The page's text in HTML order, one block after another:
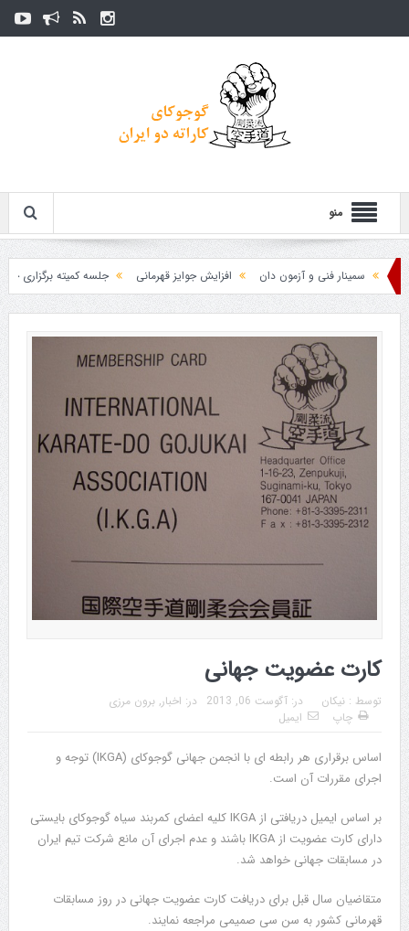
منو
سمینار فنی و آزمون دان افزایش جوایز قهرمانی جلسه کمیته برگزاری جام پارس
کارت عضویت جهانی
توسط : نیکان در: آگوست 06, 2013 در: اخبار, برون مرزی
چاپ
ایمیل
اساس برقراری هر رابطه ای با انجمن جهانی گوجوکای (IKGA) توجه و
اجرای مقررات آن است.
بر اساس ایمیل دریافتی از IKGA کلیه اعضای کمربند سیاه گوجوکای بایستی
دارای کارت عضویت از IKGA باشند و عدم اجرای آن مانع شرکت تیم ایران
در مسابقات جهانی خواهد شد.
متقاضیان سال قبل برای دریافت کارت عضویت جهانی در روز مسابقات
قهرمانی کشور به سن سی صمیمی مراجعه نمایند.